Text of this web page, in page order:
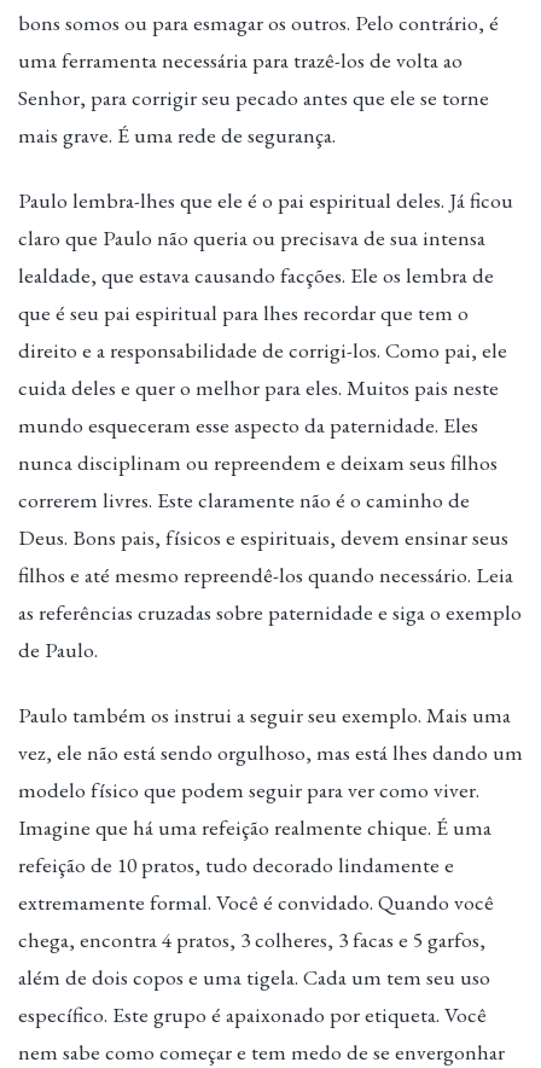
bons somos ou para esmagar os outros. Pelo contrário, é
uma ferramenta necessária para trazê-los de volta ao
Senhor, para corrigir seu pecado antes que ele se torne
mais grave. É uma rede de segurança.
Paulo lembra-lhes que ele é o pai espiritual deles. Já ficou
claro que Paulo não queria ou precisava de sua intensa
lealdade, que estava causando facções. Ele os lembra de
que é seu pai espiritual para lhes recordar que tem o
direito e a responsabilidade de corrigi-los. Como pai, ele
cuida deles e quer o melhor para eles. Muitos pais neste
mundo esqueceram esse aspecto da paternidade. Eles
nunca disciplinam ou repreendem e deixam seus filhos
correrem livres. Este claramente não é o caminho de
Deus. Bons pais, físicos e espirituais, devem ensinar seus
filhos e até mesmo repreendê-los quando necessário. Leia
as referências cruzadas sobre paternidade e siga o exemplo
de Paulo.
Paulo também os instrui a seguir seu exemplo. Mais uma
vez, ele não está sendo orgulhoso, mas está lhes dando um
modelo físico que podem seguir para ver como viver.
Imagine que há uma refeição realmente chique. É uma
refeição de 10 pratos, tudo decorado lindamente e
extremamente formal. Você é convidado. Quando você
chega, encontra 4 pratos, 3 colheres, 3 facas e 5 garfos,
além de dois copos e uma tigela. Cada um tem seu uso
específico. Este grupo é apaixonado por etiqueta. Você
nem sabe como começar e tem medo de se envergonhar